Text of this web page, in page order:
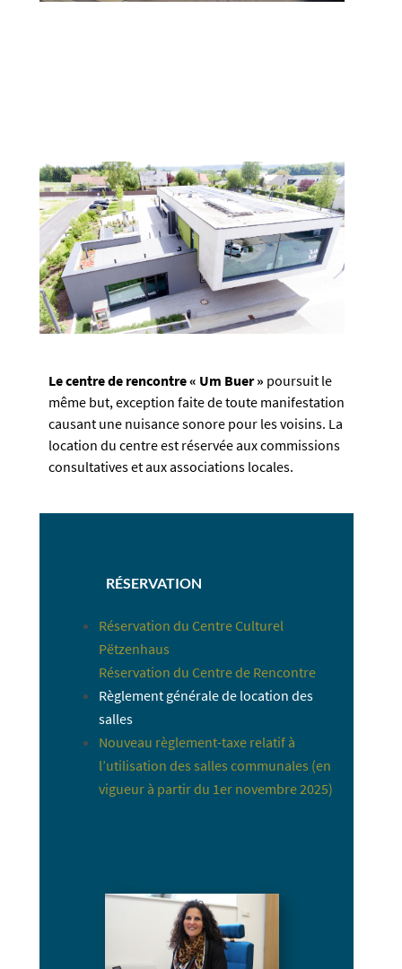
Le centre de rencontre « Um Buer » poursuit le
même but, exception faite de toute manifestation
causant une nuisance sonore pour les voisins. La
location du centre est réservée aux commissions
consultatives et aux associations locales.
RÉSERVATION
Réservation du Centre Culturel
Pëtzenhaus
Réservation du Centre de Rencontre
Règlement générale de location des
salles
Nouveau règlement-taxe relatif à
l’utilisation des salles communales (en
vigueur à partir du 1er novembre 2025)